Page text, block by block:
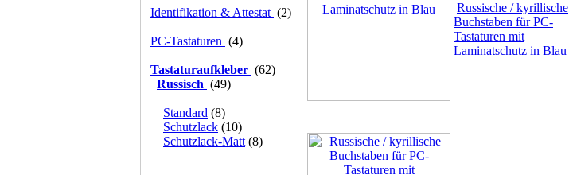
Identifikation & Attestat (2)
PC-Tastaturen (4)
Tastaturaufkleber (62)
Russisch (49)
Standard (8)
Schutzlack (10)
Schutzlack-Matt (8)
Russische / kyrillische
Buchstaben für PC-
Tastaturen mit
Laminatschutz in Blau